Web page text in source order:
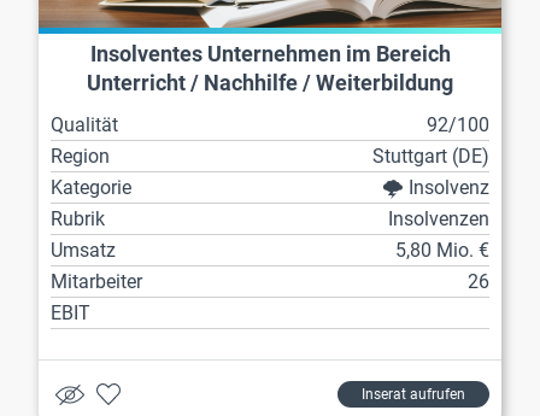
Insolventes Unternehmen im Bereich
Unterricht / Nachhilfe / Weiterbildung
Qualität
92/100
Region
Stuttgart (DE)
Kategorie
🌩️ Insolvenz
Rubrik
Insolvenzen
Umsatz
5,80 Mio. €
Mitarbeiter
26
EBIT
Inserat aufrufen